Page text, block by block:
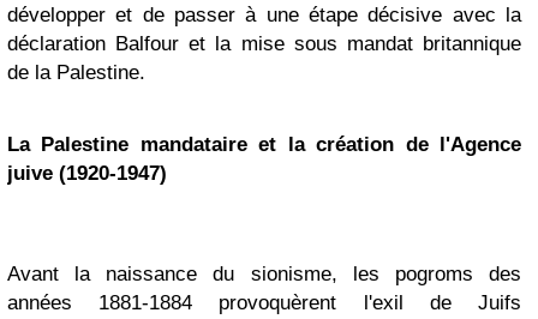
développer et de passer à une étape décisive avec la
déclaration Balfour et la mise sous mandat britannique
de la Palestine.
La Palestine mandataire et la création de l'Agence
juive (1920-1947)
Avant la naissance du sionisme, les pogroms des
années 1881-1884 provoquèrent l'exil de Juifs